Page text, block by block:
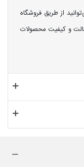
از طریق فروشگاه
و کیفیت محصولات